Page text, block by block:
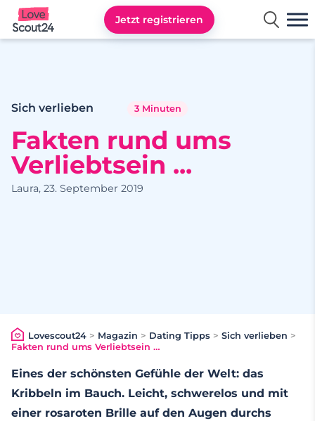
Lovescout24
Jetzt registrieren
Sich verlieben 3 Minuten
Fakten rund ums
Verliebtsein ...
Laura, 23. September 2019
Lovescout24> Magazin > Dating Tipps > Sich verlieben >
Fakten rund ums Verliebtsein …
Eines der schönsten Gefühle der Welt: das
Kribbeln im Bauch. Leicht, schwerelos und mit
einer rosaroten Brille auf den Augen durchs